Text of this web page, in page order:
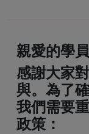
親愛的學
感謝大家
與。為了
我們需要
政策：